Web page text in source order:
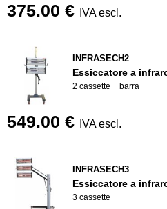
375.00 € IVA escl.
INFRASECH2
Essiccatore a
2 cassette + barra
549.00 € IVA escl.
INFRASECH3
Essiccatore a
3 cassette